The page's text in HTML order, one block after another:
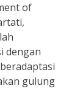
of
dengan
gulung